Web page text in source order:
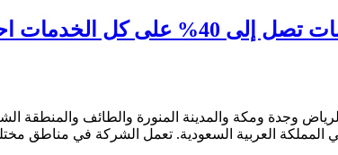
نصلك اينما كنت
وجدة ومكة والمدينة المنورة والطائف
المملكة العربية السعودية. تعمل الشركة في مناطق